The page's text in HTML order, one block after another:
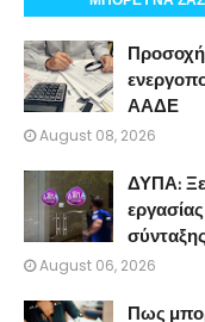
ΑΑΔΕ
August 08, 2026
ΔΥΠΑ:
August 06, 2026
Πως